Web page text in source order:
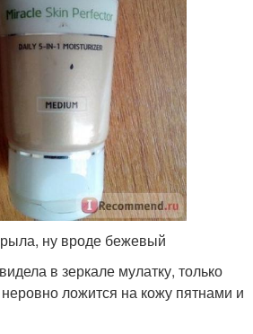
ну вроде бежевый
в зеркале мулатку, только
ложится на кожу пятнами и